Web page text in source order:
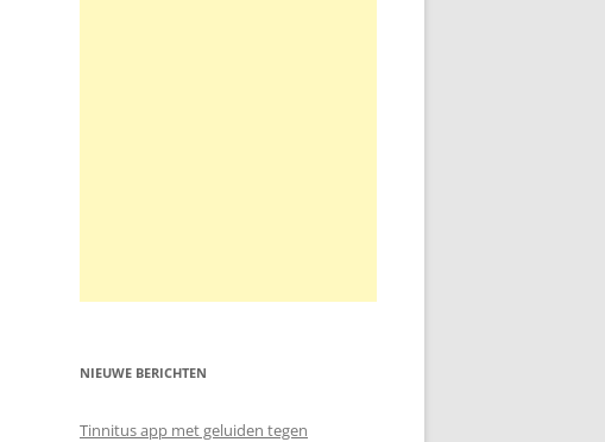
NIEUWE BERICHTEN
Tinnitus app met geluiden tegen